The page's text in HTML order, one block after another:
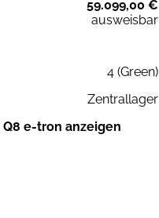
59.099,00 €
ausweisbar
4 (Green)
Zentrallager
e-tron anzeigen